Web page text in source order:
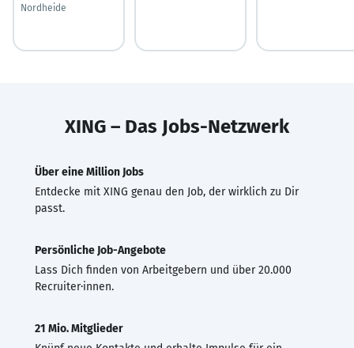
Nordheide
XING – Das Jobs-Netzwerk
Über eine Million Jobs
Entdecke mit XING genau den Job, der wirklich zu Dir
passt.
Persönliche Job-Angebote
Lass Dich finden von Arbeitgebern und über 20.000
Recruiter·innen.
21 Mio. Mitglieder